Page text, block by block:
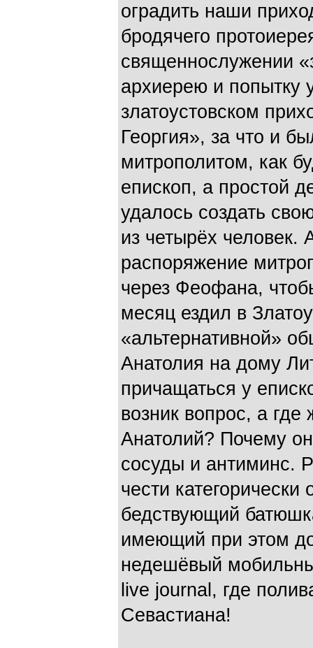
оградить наши
бродячего
священнослужении
архиерею и попытку
златоустовском
Георгия», за что и
митрополитом, как
епископ, а простой
удалось создать
из четырёх человек.
распоряжение
через Феофана,
месяц ездил в
«альтернативной»
Анатолия на дому
причащаться у
возник вопрос, а
Анатолий? Почему
сосуды и антиминс.
чести категорически
бедствующий
имеющий при этом
недешёвый
live journal, где
Севастиана!